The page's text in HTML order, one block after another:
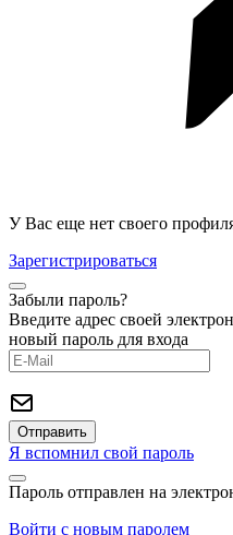
У Вас еще нет своего
Зарегистрироваться
Забыли пароль?
Введите адрес своей
новый пароль для входа
Я вспомнил свой пароль
Пароль отправлен на
Войти с новым паролем